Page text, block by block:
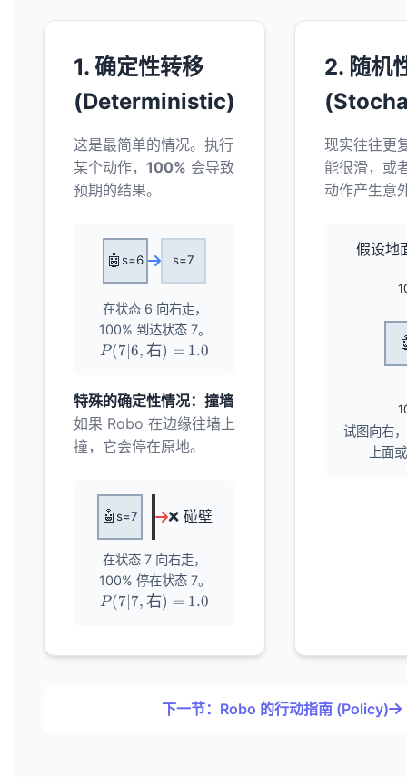
1. 确定性转移
(Deterministic)
这是最简单的情况。执行
某个动作， 100% 会导致
预期的结果。
🤖s=6 s=7
在状态 6 向右走，
100% 到达状态 7。
P(7 | 6,
\text{右})
P(7∣6,右) = 1.0
特殊的确定性情况：撞墙
如果 Robo 在边缘往墙上
撞，它会停在原地。
🤖s=7 ❌ 碰壁
在状态 7 向右走，
100% 停在状态 7。
P(7 | 7,
\text{右})
P(7∣7,右) = 1.0
2. 随机
现实往往更
能很滑，或
动作产生意
假设地
试图向右
上面
下一节：Robo 的行动指南 (Policy)